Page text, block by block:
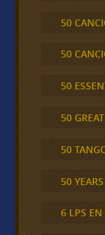
50
50
50
50
50
50
6 LPS EN